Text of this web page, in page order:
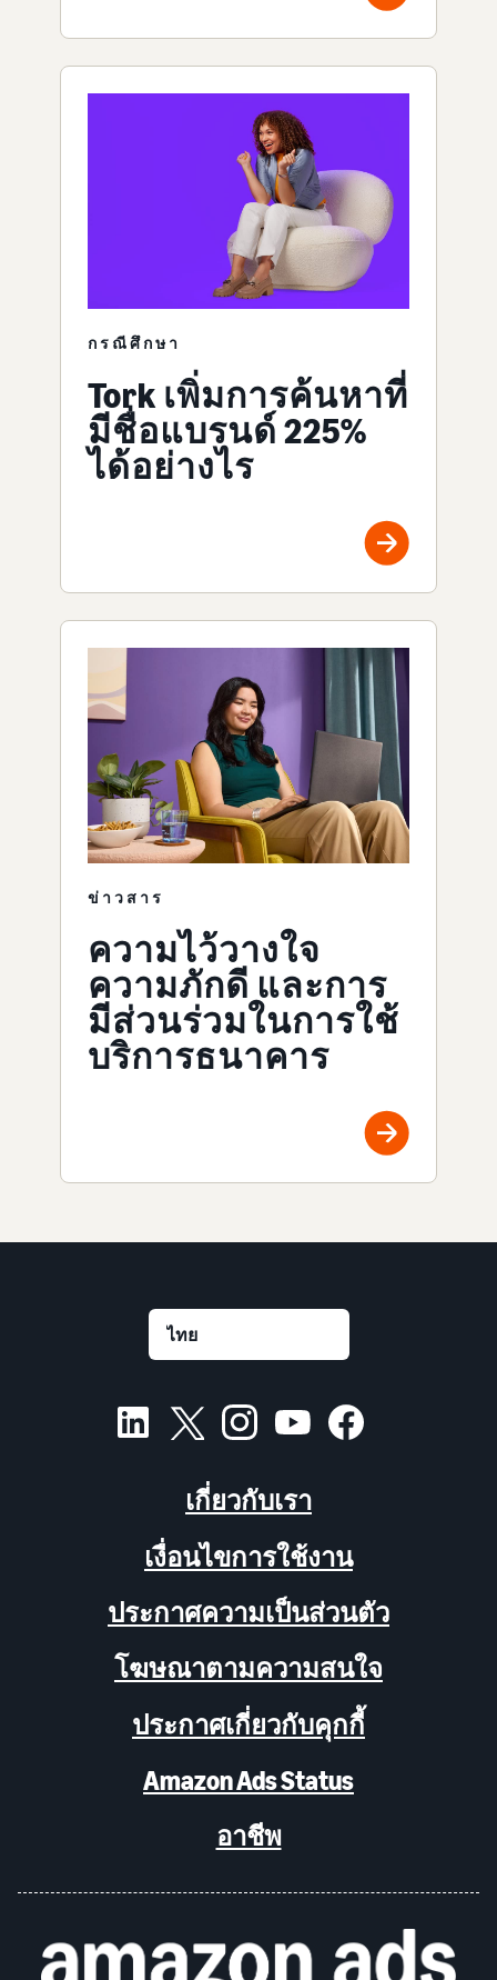
กรณีศึกษา
Tork เพิ่มการค้นหาที่
มีชื่อแบรนด์ 225%
ได้อย่างไร
ข่าวสาร
ความไว้วางใจ
ความภักดี และการ
มีส่วนร่วมในการใช้
บริการธนาคาร
เกี่ยวกับเรา
เงื่อนไขการใช้งาน
ประกาศความเป็นส่วนตัว
โฆษณาตามความสนใจ
ประกาศเกี่ยวกับคุกกี้
Amazon Ads Status
อาชีพ